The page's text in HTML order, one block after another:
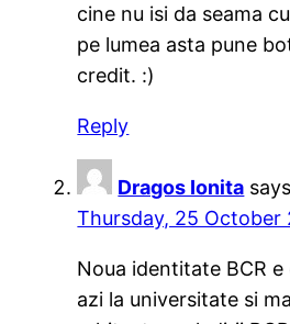
cine nu isi da seama
pe lumea asta pune
credit. :)
Reply
Dragos Ionita
Thursday, 25 October
Noua identitate BCR
azi la universitate si